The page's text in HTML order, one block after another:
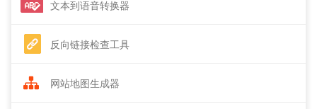
文本到语音转换器
反向链接检查工具
网站地图生成器